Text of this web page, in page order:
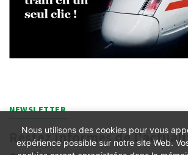
NEWSLETTER
Restez informés de
Nous utilisons des cookies pour vous
expérience possible sur notre site Web.